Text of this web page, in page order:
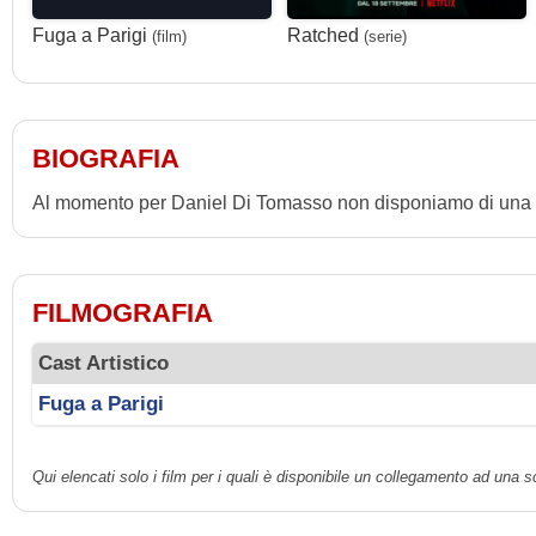
Fuga a Parigi (film) Ratched (serie)
BIOGRAFIA
Al momento per Daniel Di Tomasso non disponiamo di una
FILMOGRAFIA
Cast Artistico
Fuga a Parigi
Qui elencati solo i film per i quali è disponibile un collegamento ad una